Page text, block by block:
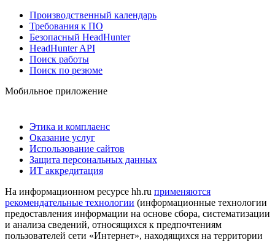
Производственный календарь
Требования к ПО
Безопасный HeadHunter
HeadHunter API
Поиск работы
Поиск по резюме
Мобильное приложение
Этика и комплаенс
Оказание услуг
Использование сайтов
Защита персональных данных
ИТ аккредитация
На информационном ресурсе hh.ru применяются
рекомендательные технологии (информационные технологии
предоставления информации на основе сбора, систематизации
и анализа сведений, относящихся к предпочтениям
пользователей сети «Интернет», находящихся на территории